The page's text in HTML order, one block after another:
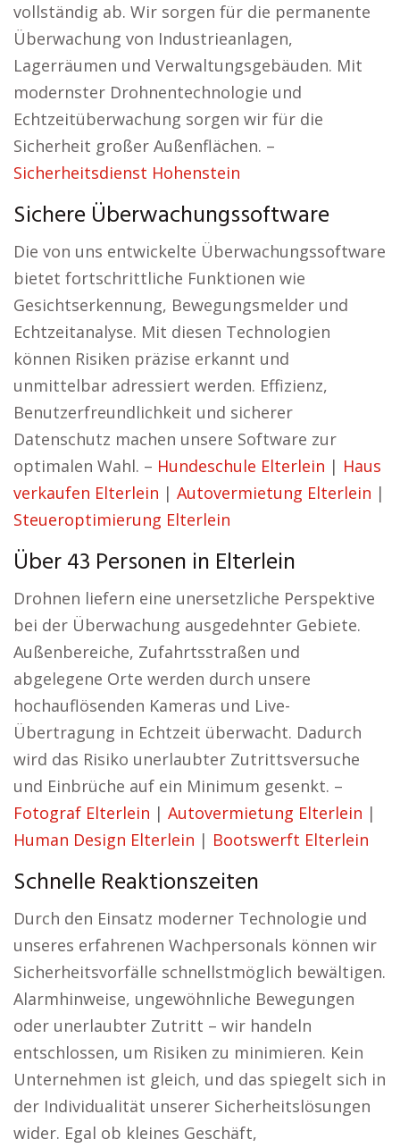
vollständig ab. Wir sorgen für die permanente
Überwachung von Industrieanlagen,
Lagerräumen und Verwaltungsgebäuden. Mit
modernster Drohnentechnologie und
Echtzeitüberwachung sorgen wir für die
Sicherheit großer Außenflächen. –
Sicherheitsdienst Hohenstein
Sichere Überwachungssoftware
Die von uns entwickelte Überwachungssoftware
bietet fortschrittliche Funktionen wie
Gesichtserkennung, Bewegungsmelder und
Echtzeitanalyse. Mit diesen Technologien
können Risiken präzise erkannt und
unmittelbar adressiert werden. Effizienz,
Benutzerfreundlichkeit und sicherer
Datenschutz machen unsere Software zur
optimalen Wahl. – Hundeschule Elterlein | Haus
verkaufen Elterlein | Autovermietung Elterlein |
Steueroptimierung Elterlein
Über 43 Personen in Elterlein
Drohnen liefern eine unersetzliche Perspektive
bei der Überwachung ausgedehnter Gebiete.
Außenbereiche, Zufahrtsstraßen und
abgelegene Orte werden durch unsere
hochauflösenden Kameras und Live-
Übertragung in Echtzeit überwacht. Dadurch
wird das Risiko unerlaubter Zutrittsversuche
und Einbrüche auf ein Minimum gesenkt. –
Fotograf Elterlein | Autovermietung Elterlein |
Human Design Elterlein | Bootswerft Elterlein
Schnelle Reaktionszeiten
Durch den Einsatz moderner Technologie und
unseres erfahrenen Wachpersonals können wir
Sicherheitsvorfälle schnellstmöglich bewältigen.
Alarmhinweise, ungewöhnliche Bewegungen
oder unerlaubter Zutritt – wir handeln
entschlossen, um Risiken zu minimieren. Kein
Unternehmen ist gleich, und das spiegelt sich in
der Individualität unserer Sicherheitslösungen
wider. Egal ob kleines Geschäft,